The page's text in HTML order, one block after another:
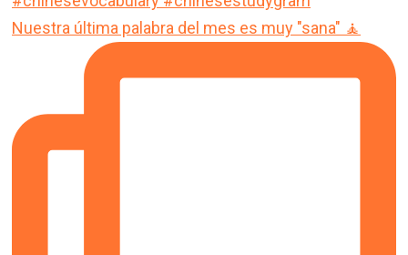
Nuestra última palabra del mes es muy "sana" 🧘